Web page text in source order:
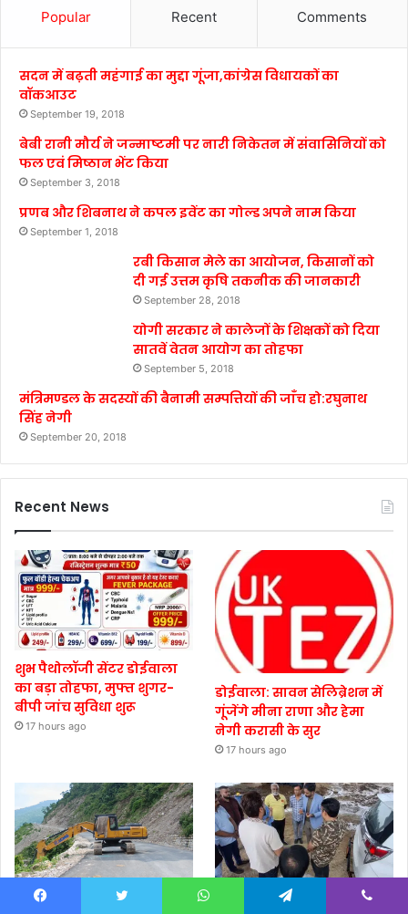
Popular Recent Comments
सदन में बढ़ती महंगाई का मुद्दा गूंजा,कांग्रेस विधायकों का
वॉकआउट
September 19, 2018
बेबी रानी मौर्य ने जन्माष्टमी पर नारी निकेतन में संवासिनियों को
फल एवं मिष्ठान भेंट किया
September 3, 2018
प्रणब और शिबनाथ ने कपल इवेंट का गोल्ड अपने नाम किया
September 1, 2018
रबी किसान मेले का आयोजन, किसानों को
दी गई उत्तम कृषि तकनीक की जानकारी
September 28, 2018
योगी सरकार ने कालेजों के शिक्षकों को दिया
सातवें वेतन आयोग का तोहफा
September 5, 2018
मंत्रिमण्डल के सदस्यों की बैनामी सम्पत्तियों की जाँच हो:रघुनाथ
सिंह नेगी
September 20, 2018
Recent News
शुभ पैथोलॉजी सेंटर डोईवाला
का बड़ा तोहफा, मुफ्त शुगर-
बीपी जांच सुविधा शुरू
17 hours ago
डोईवाला: सावन सेलिब्रेशन में
गूंजेंगे मीना राणा और हेमा
नेगी करासी के सुर
17 hours ago
मालदेवता में राहत कार्यों ने
देहरादून ट्रैफिक जाम से